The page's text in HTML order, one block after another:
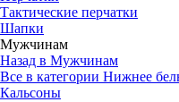
Тактические перчатки
Шапки
Мужчинам
Назад в Мужчинам
Все в категории Нижнее
Кальсоны